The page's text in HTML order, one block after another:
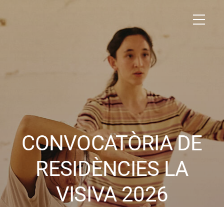
CONVOCATÒRIA DE
RESIDÈNCIES LA
VISIVA 2026